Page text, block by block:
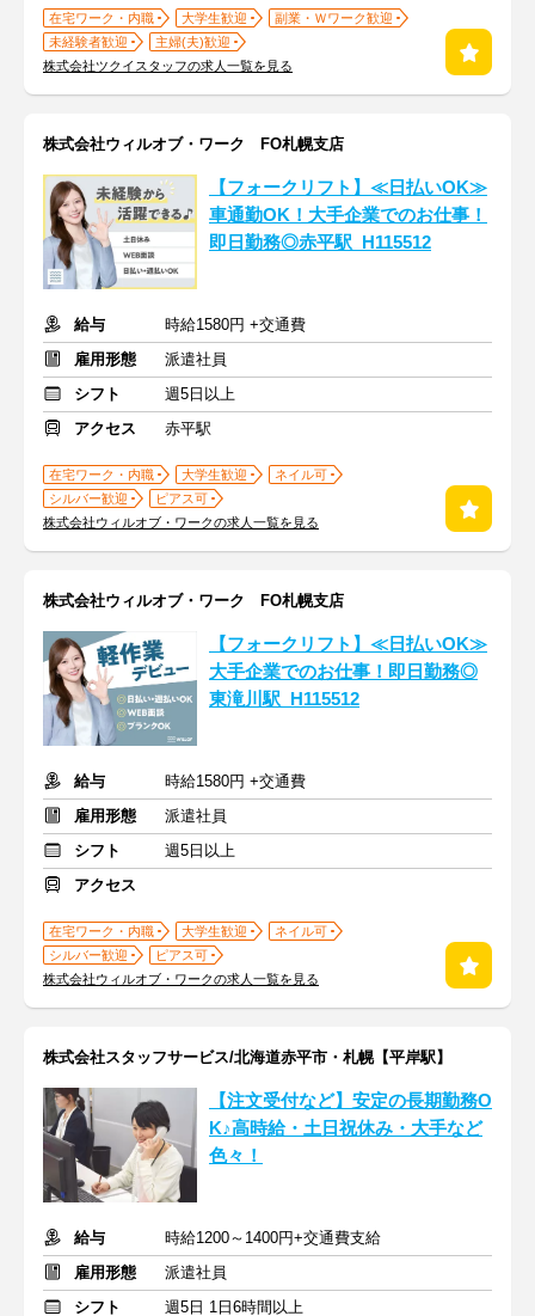
在宅ワーク・内職 大学生歓迎
副業・Ｗワーク歓迎
未経験者歓迎
主婦(夫)歓迎
株式会社ツクイスタッフの求人一覧を見る
株式会社ウィルオブ・ワーク FO札幌支店
【フォークリフト】≪日払いOK≫
車通勤OK！大手企業でのお仕事！
即日勤務◎赤平駅_H115512
給与
時給1580円 +交通費
雇用形態
派遣社員
シフト
週5日以上
アクセス
赤平駅
在宅ワーク・内職 大学生歓迎
ネイル可
シルバー歓迎
ピアス可
株式会社ウィルオブ・ワークの求人一覧を見る
株式会社ウィルオブ・ワーク FO札幌支店
【フォークリフト】≪日払いOK≫
大手企業でのお仕事！即日勤務◎
東滝川駅_H115512
給与
時給1580円 +交通費
雇用形態
派遣社員
シフト
週5日以上
アクセス
在宅ワーク・内職 大学生歓迎
ネイル可
シルバー歓迎
ピアス可
株式会社ウィルオブ・ワークの求人一覧を見る
株式会社スタッフサービス/北海道赤平市・札幌【平岸駅】
【注文受付など】安定の長期勤務O
K♪高時給・土日祝休み・大手など
色々！
給与
時給1200～1400円+交通費支給
雇用形態
派遣社員
シフト
週5日 1日6時間以上